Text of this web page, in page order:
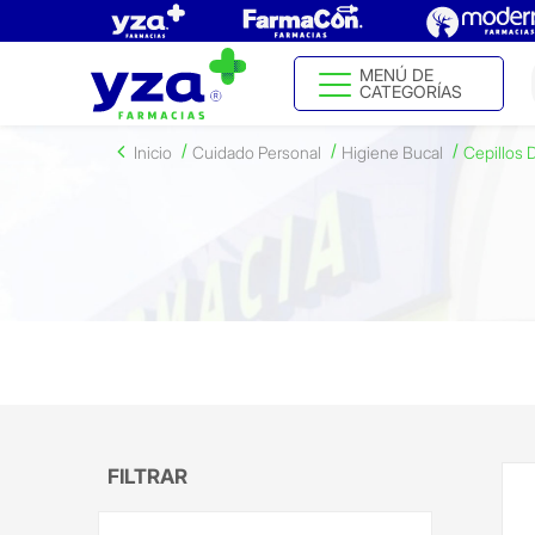
MENÚ DE
CATEGORÍAS
Inicio Cuidado Personal Higiene Bucal Cepillos
FILTRAR